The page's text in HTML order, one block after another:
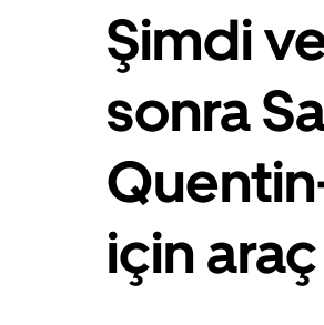
Şimdi
sonra
için araç